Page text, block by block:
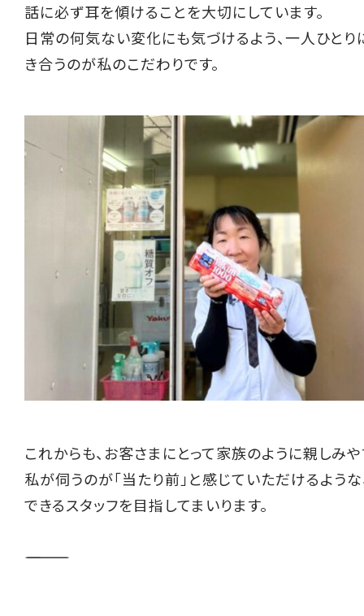
話に必ず耳を傾けることを大切にしています。
日常の何気ない変化にも気づけるよう、一人ひとり
き合うのが私のこだわりです。
これからも、お客さまにとって家族のように親しみや
私が伺うのが「当たり前」と感じていただけるよう
できるスタッフを目指してまいります。
――――――――――